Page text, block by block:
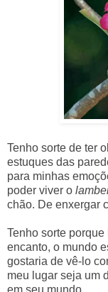
Tenho sorte de ter
estuques das
para minhas
poder viver o
chão. De enxergar
Tenho sorte
encanto, o mundo
gostaria de vê-lo
meu lugar seja um
em seu mundo.